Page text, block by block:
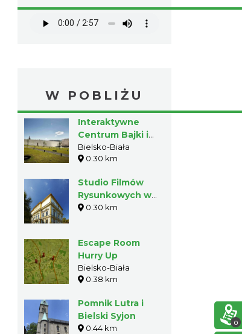
W POBLIŻU
Interaktywne
Centrum Bajki i
Animacji OKO
Bielsko-Biała
0.30 km
Studio Filmów
Rysunkowych w
Bielsku-Białej
0.30 km
Escape Room
Hurry Up
Bielsko-Biała
0.38 km
Pomnik Lutra i
Bielski Syjon
0.44 km
0